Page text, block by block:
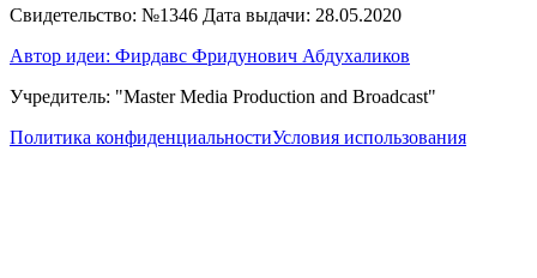
Свидетельство: №1346 Дата выдачи: 28.05.2020
Автор идеи: Фирдавс Фридунович Абдухаликов
Учредитель: "Master Media Production and Broadcast"
Политика конфиденциальностиУсловия использования